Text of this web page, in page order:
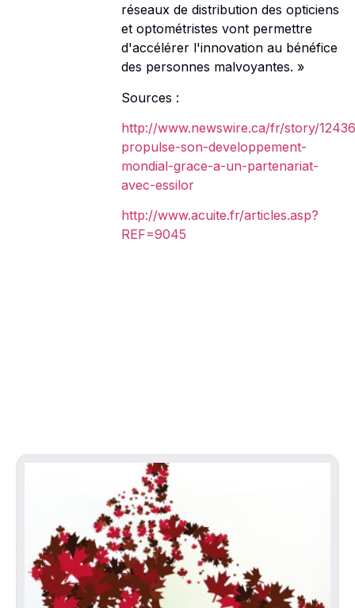
réseaux de distribution des opticiens
et optométristes vont permettre
d'accélérer l'innovation au bénéfice
des personnes malvoyantes. »
Sources :
http://www.newswire.ca/fr/story/
propulse-son-developpement-
mondial-grace-a-un-partenariat-
avec-essilor
http://www.acuite.fr/articles.asp?
REF=9045